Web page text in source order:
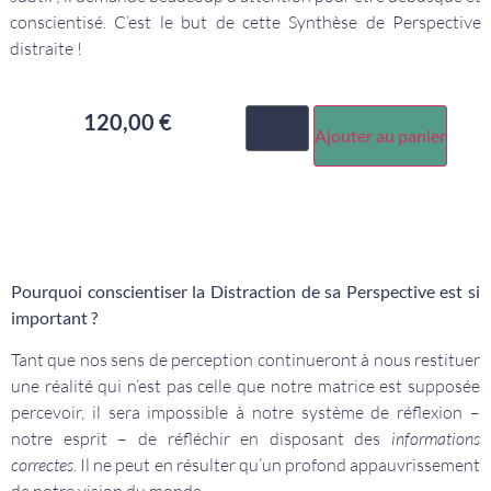
conscientisé. C’est le but de cette Synthèse de Perspective
distraite !
120,00 €
Ajouter au panier
Pourquoi conscientiser la Distraction de sa Perspective est si
important ?
Tant que nos sens de perception continueront à nous restituer
une réalité qui n’est pas celle que notre matrice est supposée
percevoir, il sera impossible à notre système de réflexion –
notre esprit – de réfléchir en disposant des informations
correctes. Il ne peut en résulter qu’un profond appauvrissement